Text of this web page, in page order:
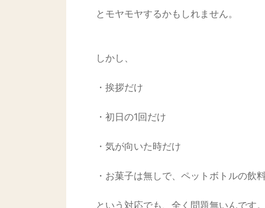
とモヤモヤするかもしれません。
しかし、
・挨拶だけ
・初日の1回だけ
・気が向いた時だけ
・お菓子は無しで、ペットボトルの飲
という対応でも、全く問題無いんです。